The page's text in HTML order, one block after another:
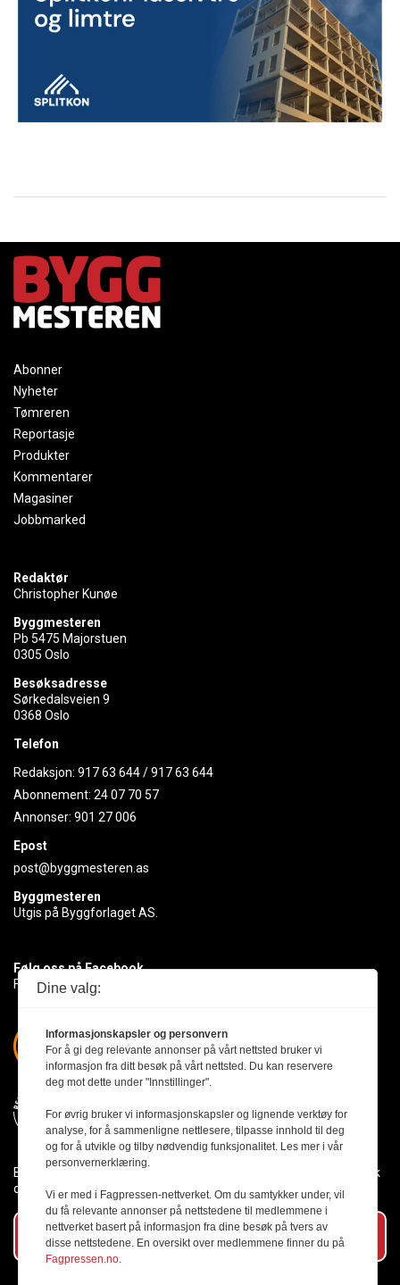
Abonner
Nyheter
Tømreren
Reportasje
Produkter
Kommentarer
Magasiner
Jobbmarked
Redaktør
Christopher Kunøe
Byggmesteren
Pb 5475 Majorstuen
0305 Oslo
Besøksadresse
Sørkedalsveien 9
0368 Oslo
Telefon
Redaksjon: 917 63 644/917 63 644
Abonnement: 24 07 70 57
Annonser: 901 27 006
Epost
post@byggmesteren.as
Byggmesteren
Utgis på Byggforlaget AS.
Følg oss på Facebook
Få med deg det siste innen byggebransjen
Byggmesteren følger Vær Varsom-plakaten og presseetikken slik
den er nedfelt i Redaktørplakaten.
Abonner på vårt nyhetsbrev
Dine valg:
Informasjonskapsler og personvern
For å gi deg relevante annonser på vårt nettsted bruker vi
informasjon fra ditt besøk på vårt nettsted. Du kan reservere
deg mot dette under "Innstillinger".
For øvrig bruker vi informasjonskapsler og lignende verktøy for
analyse, for å sammenligne nettlesere, tilpasse innhold til deg
og for å utvikle og tilby nødvendig funksjonalitet. Les mer i vår
personvernerklæring.
Vi er med i Fagpressen-nettverket. Om du samtykker under, vil
du få relevante annonser på nettstedene til medlemmene i
nettverket basert på informasjon fra dine besøk på tvers av
disse nettstedene. En oversikt over medlemmene finner du på
Fagpressen.no.